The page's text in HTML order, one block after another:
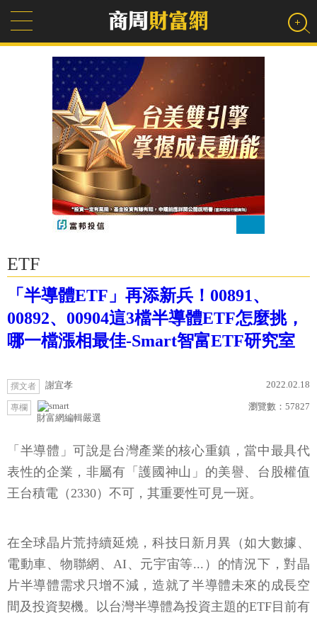
ETF
「半導體ETF」再添新兵！00891、
00892、00904這3檔半導體ETF怎麼挑，
哪一檔漲相最佳-Smart智富ETF研究室
撰文者 謝宜孝 2022.02.18
專欄
財富網編輯嚴選
瀏覽數： 57827
「半導體」可說是台灣產業的核心重鎮，當中最具代
表性的企業，非屬有「護國神山」的美譽、台股權值
王台積電（2330）不可，其重要性可見一斑。
在全球晶片荒持續延燒，科技日新月異（如大數據、
電動車、物聯網、AI、元宇宙等...）的情況下，對晶
片半導體需求只增不減，造就了半導體未來的成長空
間及投資契機。以台灣半導體為投資主題的ETF目前有